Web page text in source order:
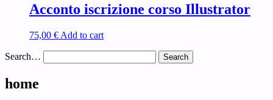
Acconto iscrizione corso Illustrator
75,00 € Add to cart
Search…
home